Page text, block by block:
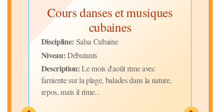
Cours danses et musiques
cubaines
Discipline: Salsa Cubaine
Niveau:Débutants
Description:Le mois d'août rime avec
farniente sur la plage, balades dans la nature,
repos, mais il rime...